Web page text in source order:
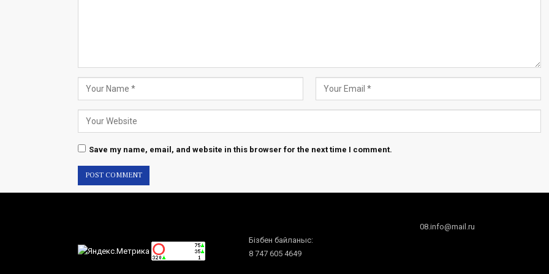
Save my name, email, and website in this browser for the next time I comment.
Бізбен байланыс:
8 747 605 4649
08.info@mail.ru